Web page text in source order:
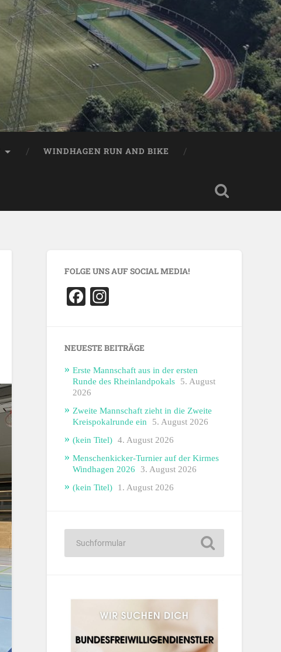
WINDHAGEN RUN AND BIKE
FOLGE UNS AUF SOCIAL MEDIA!
Facebook
NEUESTE BEITRÄGE
Erste Mannschaft aus in der ersten
Runde des Rheinlandpokals 5. August
2026
Zweite Mannschaft zieht in die Zweite
Kreispokalrunde ein
5. August 2026
(kein Titel) 4. August 2026
Menschenkicker-Turnier auf der Kirmes
Windhagen 2026 3. August 2026
(kein Titel) 1. August 2026